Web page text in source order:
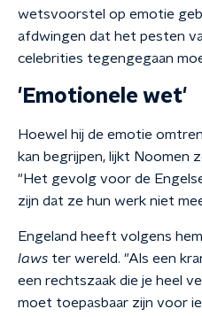
wetsvoorstel op emotie
afdwingen dat het pesten
celebrities tegengegaan
'Emotionele wet'
Hoewel hij de emotie
kan begrijpen, lijkt Noomen
"Het gevolg voor de
zijn dat ze hun werk niet
Engeland heeft volgens
laws ter wereld. "Als een
een rechtszaak die je heel
moet toepasbaar zijn voor